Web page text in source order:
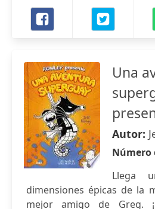
Una
Autor:
Número
Llega
dimensiones épicas de la
mejor amigo de Greg.